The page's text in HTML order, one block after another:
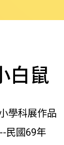
白鼠
學科展作品
民國69年